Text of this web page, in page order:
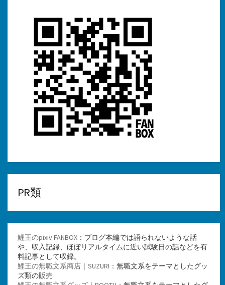
PR類
鯉王のpixiv FANBOX ：ブログ本編では語られないような話
や、収入記録、ほぼリアルタイムに近い試験日の話などを有
料記事として収録。
鯉王の無職文系商店｜SUZURI ：無職文系をテーマとしたグッ
ズ類の販売